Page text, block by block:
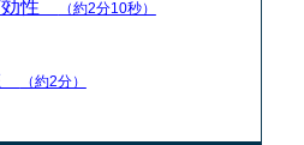
効性 （約2分10秒）
（約2分）